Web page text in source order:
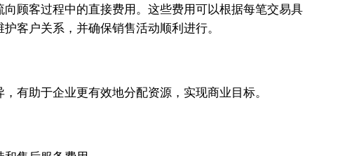
顾客过程中的直接费用。这些费用可以根据每笔交易具
客户关系，并确保销售活动顺利进行。
有助于企业更有效地分配资源，实现商业目标。